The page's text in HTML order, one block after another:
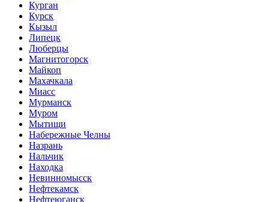
Курган
Курск
Кызыл
Липецк
Люберцы
Магнитогорск
Майкоп
Махачкала
Миасс
Мурманск
Муром
Мытищи
Набережные Челны
Назрань
Нальчик
Находка
Невинномысск
Нефтекамск
Нефтеюганск